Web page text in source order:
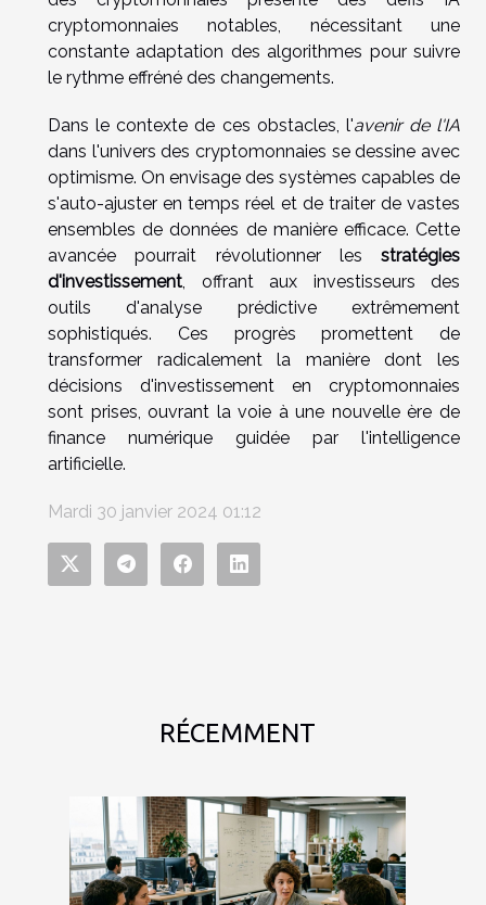
RÉCEMMENT
cryptomonnaies notables, nécessitant une
constante adaptation des algorithmes pour suivre
le rythme effréné des changements.
Dans le contexte de ces obstacles, l'avenir de l'IA
dans l'univers des cryptomonnaies se dessine avec
optimisme. On envisage des systèmes capables de
s'auto-ajuster en temps réel et de traiter de vastes
ensembles de données de manière efficace. Cette
avancée pourrait révolutionner les stratégies
d'investissement , offrant aux investisseurs des
outils d'analyse prédictive extrêmement
sophistiqués. Ces progrès promettent de
transformer radicalement la manière dont les
décisions d'investissement en cryptomonnaies
sont prises, ouvrant la voie à une nouvelle ère de
finance numérique guidée par l'intelligence
artificielle.
Mardi 30 janvier 2024 01:12